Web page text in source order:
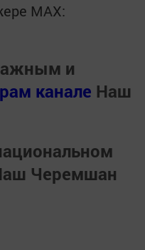
MАХ:
и
канале Наш
Черемшан